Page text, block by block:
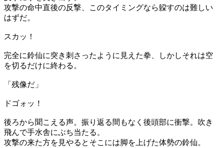
攻撃の命中直後の反撃、このタイミングなら躱すのは難しい
はずだ。
スカッ！
完全に鈴仙に突き刺さったように見えた拳、しかしそれは空
を切るだけに終わる。
「残像だ」
ドゴォッ！
後ろから聞こえる声。振り返る間もなく後頭部に衝撃。吹き
飛んで手水舎にぶち当たる。
攻撃の来た方を見やるとそこには脚を上げた体勢の鈴仙。